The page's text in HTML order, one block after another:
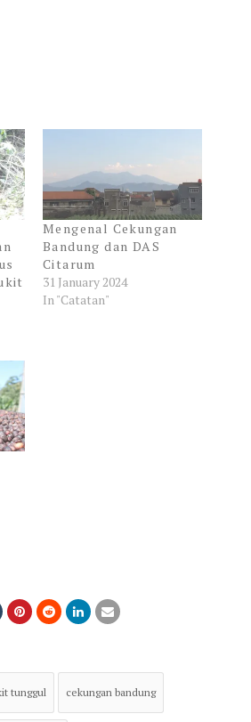
Mengenal Cekungan
Bandung dan DAS
Citarum
31 January 2024
In "Catatan"
tunggul cekungan bandung